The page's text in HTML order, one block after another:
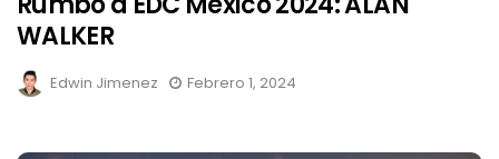
WALKER
Edwin Jimenez Febrero 1, 2024